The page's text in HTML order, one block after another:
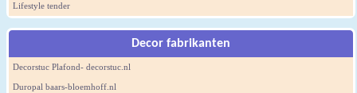
Lifestyle tender
Decor fabrikanten
Decorstuc Plafond- decorstuc.nl
Duropal baars-bloemhoff.nl